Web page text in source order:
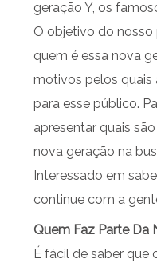
geração Y, os
O objetivo do nosso
quem é essa nova
motivos pelos quais
para esse público.
apresentar quais
nova geração na
Interessado em
continue com a
Quem Faz Parte Da
É fácil de saber que